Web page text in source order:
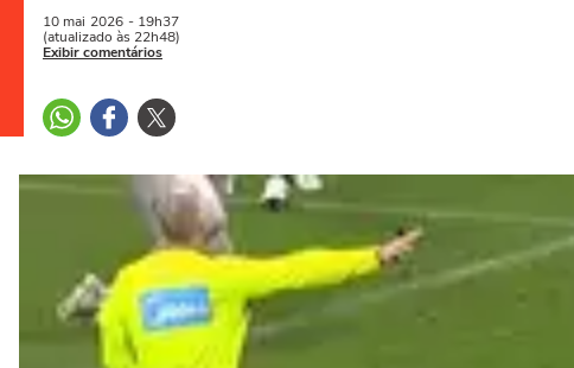
10 mai 2026 - 19h37
(atualizado às 22h48)
Exibir comentários